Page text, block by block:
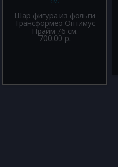
Шар фигура из фольги
Трансформер Оптимус
Прайм 76 см.
700.00 р.